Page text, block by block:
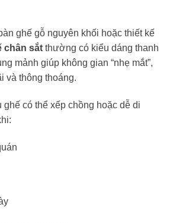
ghế gỗ nguyên khối hoặc thiết kế
chân sắt thường có kiểu dáng thanh
mảnh giúp không gian “nhẹ mắt”,
và thông thoáng.
ghế có thể xếp chồng hoặc dễ di